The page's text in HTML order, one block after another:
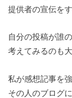
提供者の宣伝を
自分の投稿が誰
考えてみるのも
私が感想記事を
その人のブログ